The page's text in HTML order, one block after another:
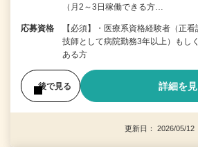
（月2～3日稼働できる方…
応募資格
【必須】・医療系資格経験者（正
技師として病院勤務3年以上）もし
ある方
後で見る 詳細を
更新日： 2026/05/